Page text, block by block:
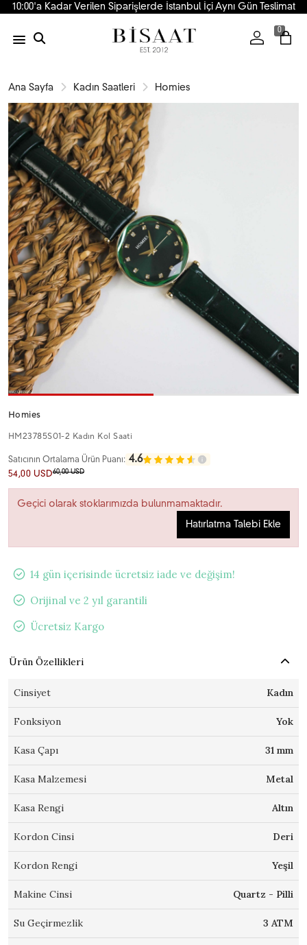
10:00'a Kadar Verilen Siparişlerde İstanbul İçi Aynı Gün Teslimat
0
Ana Sayfa Kadın Saatleri Homies
Homies
HM23785S01-2 Kadın Kol Saati
Satıcının Ortalama Ürün Puanı: 4.6
54,00 USD60,00 USD
Geçici olarak stoklarımızda bulunmamaktadır.
Hatırlatma Talebi Ekle
14 gün içerisinde ücretsiz iade ve değişim!
Orijinal ve 2 yıl garantili
Ücretsiz Kargo
Ürün Özellikleri
Cinsiyet Kadın
Fonksiyon Yok
Kasa Çapı 31 mm
Kasa Malzemesi Metal
Kasa Rengi Altın
Kordon Cinsi Deri
Kordon Rengi Yeşil
Makine Cinsi Quartz - Pilli
Su Geçirmezlik 3 ATM